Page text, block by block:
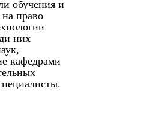
обучения и
право
них
кафедрами